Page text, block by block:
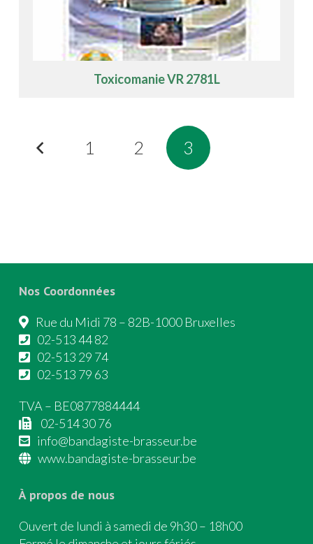
Toxicomanie VR 2781L
1 2 3
Nos Coordonnées
Rue du Midi 78 – 82B-1000 Bruxelles
02-513 44 82
02-513 29 74
02-513 79 63
TVA – BE0877884444
02-514 30 76
info@bandagiste-brasseur.be
www.bandagiste-brasseur.be
À propos de nous
Ouvert de lundi à samedi de 9h30 – 18h00